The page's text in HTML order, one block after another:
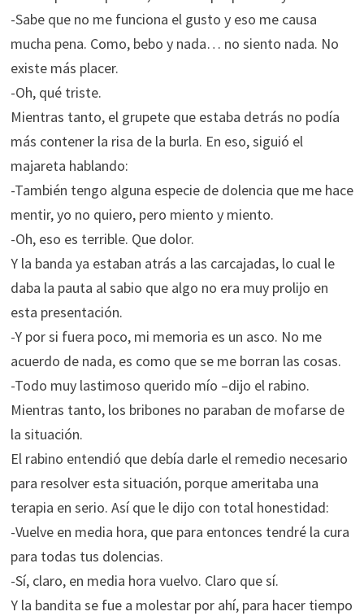
-Sabe que no me funciona el gusto y eso me causa
mucha pena. Como, bebo y nada… no siento nada. No
existe más placer.
-Oh, qué triste.
Mientras tanto, el grupete que estaba detrás no podía
más contener la risa de la burla. En eso, siguió el
majareta hablando:
-También tengo alguna especie de dolencia que me hace
mentir, yo no quiero, pero miento y miento.
-Oh, eso es terrible. Que dolor.
Y la banda ya estaban atrás a las carcajadas, lo cual le
daba la pauta al sabio que algo no era muy prolijo en
esta presentación.
-Y por si fuera poco, mi memoria es un asco. No me
acuerdo de nada, es como que se me borran las cosas.
-Todo muy lastimoso querido mío –dijo el rabino.
Mientras tanto, los bribones no paraban de mofarse de
la situación.
El rabino entendió que debía darle el remedio necesario
para resolver esta situación, porque ameritaba una
terapia en serio. Así que le dijo con total honestidad:
-Vuelve en media hora, que para entonces tendré la cura
para todas tus dolencias.
-Sí, claro, en media hora vuelvo. Claro que sí.
Y la bandita se fue a molestar por ahí, para hacer tiempo